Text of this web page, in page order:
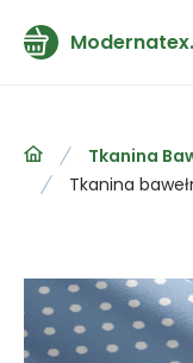
Tkanina
Tkanina